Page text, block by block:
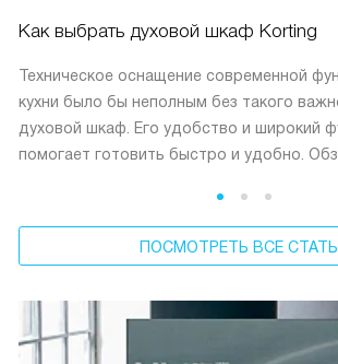
Как выбрать духовой шкаф Korting
Техническое оснащение современной
кухни было бы неполным без такого
духовой шкаф. Его удобство и широкий
помогает готовить быстро и удобно.
ПОСМОТРЕТЬ ВСЕ